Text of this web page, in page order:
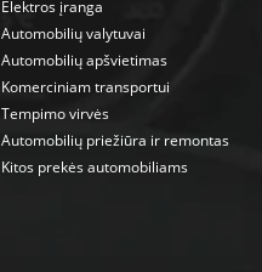
Elektros įranga
Automobilių valytuvai
Automobilių apšvietimas
Komerciniam transportui
Tempimo virvės
Automobilių priežiūra ir remontas
Kitos prekės automobiliams